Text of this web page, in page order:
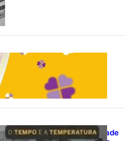
lotofácil 3754: sorteio de
08/2026)
A TEMPERATURA: Instabilidade